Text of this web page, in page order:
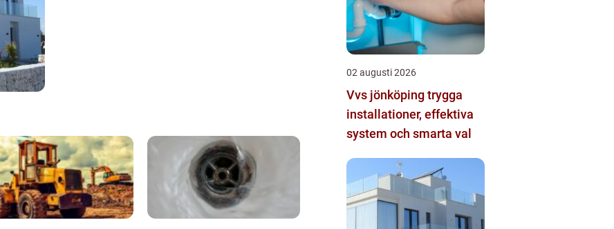
02 augusti 2026
Vvs jönköping trygga
installationer, effektiva
system och smarta val